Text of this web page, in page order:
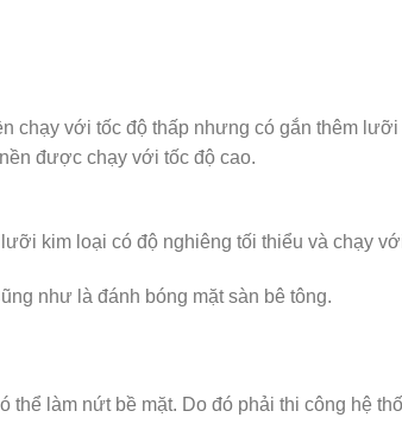
chạy với tốc độ thấp nhưng có gắn thêm
được chạy với tốc độ cao.
kim loại có độ nghiêng tối thiểu và chạy
như là đánh bóng mặt sàn bê tông.
làm nứt bề mặt. Do đó phải thi công hệ